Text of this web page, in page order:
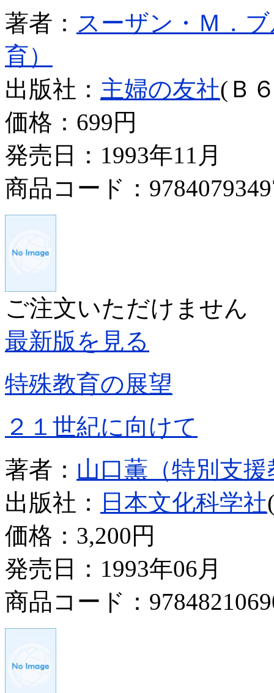
著者： スーザン・Ｍ．
育）
出版社： 主婦の友社(Ｂ
価格： 699円
発売日：1993年11月
商品コード：
ご注文いただけません
最新版を見る
特殊教育の展望
２１世紀に向けて
著者： 山口薫（特別支
出版社：
日本文化科学社
価格： 3,200円
発売日：1993年06月
商品コード：